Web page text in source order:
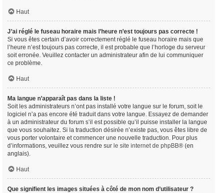
Haut
J’ai réglé le fuseau horaire mais l’heure n’est toujours pas correcte !
Si vous êtes certain d’avoir correctement réglé le fuseau horaire mais que
l’heure n’est toujours pas correcte, il est probable que l’horloge du serveur
soit erronée. Veuillez contacter un administrateur afin de lui communiquer
ce problème.
Haut
Ma langue n’apparaît pas dans la liste !
Soit les administrateurs n’ont pas installé votre langue sur le forum, soit le
logiciel n’a pas encore été traduit dans votre langue. Essayez de demander
à un administrateur du forum s’il est possible qu’il puisse installer la langue
que vous souhaitez. Si la traduction désirée n’existe pas, vous êtes libre de
vous porter volontaire et commencer une nouvelle traduction. Pour plus
d’informations, veuillez vous rendre sur le site internet de phpBB® (en
anglais).
Haut
Que signifient les images situées à côté de mon nom d’utilisateur ?